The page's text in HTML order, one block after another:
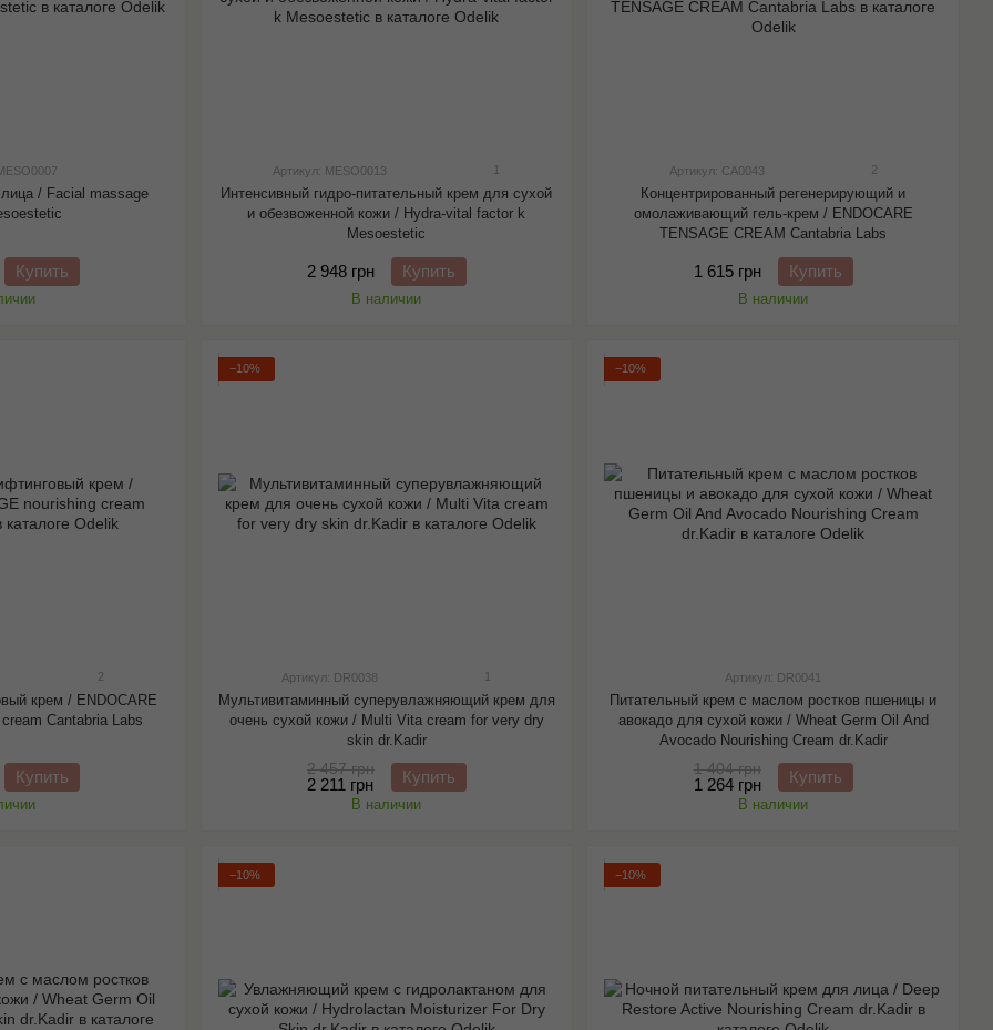
/ Facial massage
Купить
Артикул: MESO0013 1
Интенсивный гидро-питательный крем для сухой
и обезвоженной кожи / Hydra-vital factor k
Mesoestetic
2 948 грн Купить
В наличии
Артикул: CA0043 2
Концентрированный регенерирующий и
омолаживающий гель-крем / ENDOCARE
TENSAGE CREAM Cantabria Labs
1 615 грн Купить
В наличии
2
крем / ENDOCARE
Cantabria Labs
Купить
−10%
Артикул: DR0038 1
Мультивитаминный суперувлажняющий крем для
очень сухой кожи / Multi Vita cream for very dry
skin dr.Kadir
2 457 грн
2 211 грн Купить
В наличии
−10%
Артикул: DR0041
Питательный крем с маслом ростков пшеницы и
авокадо для сухой кожи / Wheat Germ Oil And
Avocado Nourishing Cream dr.Kadir
1 404 грн
1 264 грн Купить
В наличии
−10% −10%